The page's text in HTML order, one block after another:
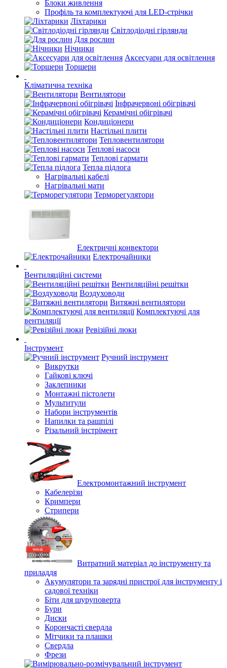
Блоки живлення
Профіль та комплектуючі для LED-стрічки
Ліхтарики
Світлодіодні гірлянди
Для рослин
Нічники
Аксесуари для освітлення
Торшери
Кліматична техніка
Вентилятори
Інфрачервоні обігрівачі
Керамічні обігрівачі
Кондиціонери
Настільні плити
Тепловентилятори
Теплові насоси
Теплові гармати
Тепла підлога
Нагрівальні кабелі
Нагрівальні мати
Терморегулятори
Електричні конвектори
Електрочайники
Вентиляційні системи
Вентиляційні решітки
Воздуховоди
Витяжні вентилятори
Комплектуючі для
вентиляції
Ревізійні люки
Інструмент
Ручний інструмент
Викрутки
Гайкові ключі
Заклепники
Монтажні пістолети
Мультитули
Набори інструментів
Напилки та рашпілі
Різальний інстрімент
Електромонтажний інструмент
Кабелерізи
Кримпери
Стрипери
Витратний матеріал до інструменту та
приладдя
Акумулятори та зарядні пристрої для інструменту і
садової техніки
Біти для шуруповерта
Бури
Диски
Корончасті свердла
Мітчики та плашки
Свердла
Фрези